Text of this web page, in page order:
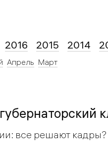
2016 2015 2014
Апрель Март
все решают кадры?